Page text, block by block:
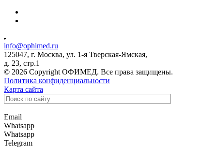
info@ophimed.ru
125047, г. Москва, ул. 1-я Тверская-Ямская,
д. 23, стр.1
© 2026 Copyright ОФИМЕД. Все права защищены.
Политика конфиденциальности
Карта сайта
Email
Whatsapp
Whatsapp
Telegram